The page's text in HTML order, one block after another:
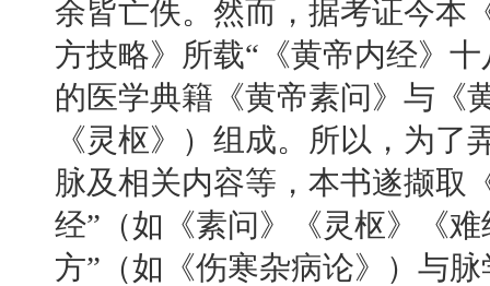
余皆亡佚。然而，据考证今本
方技略》所载“《黄帝内经》
的医学典籍《黄帝素问》与《
《灵枢》）组成。所以，为了
脉及相关内容等，本书遂撷取
经”（如《素问》《灵枢》《
方”（如《伤寒杂病论》）与